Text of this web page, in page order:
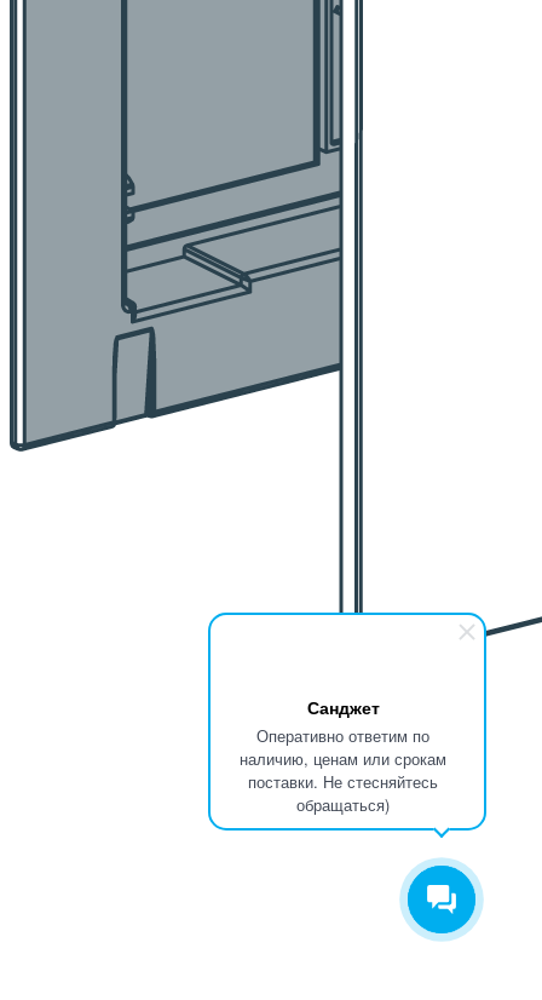
Санджет
Оперативно ответим по
наличию, ценам или срокам
поставки. Не стесняйтесь
обращаться)